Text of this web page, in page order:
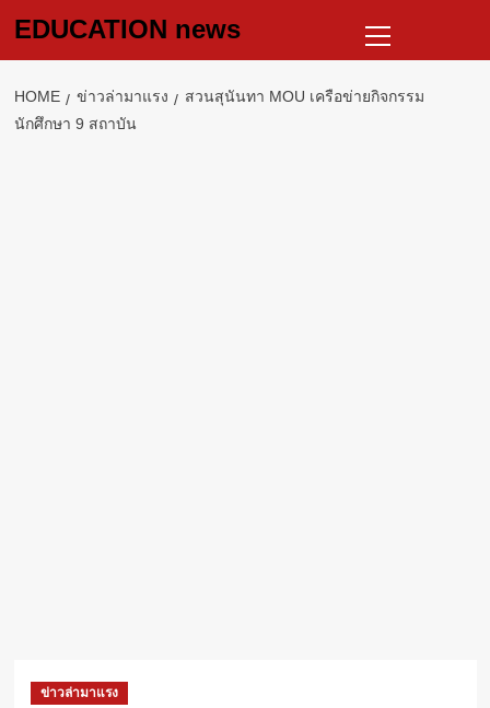
EDUCATION news
Menu
HOME ข่าวล่ามาแรง
สวนสุนันทา MOU เครือข่ายกิจกรรม
นักศึกษา 9 สถาบัน
ข่าวล่ามาแรง